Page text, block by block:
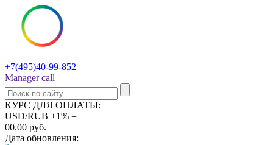
+7(495)40-99-852
Manager call
КУРС ДЛЯ ОПЛАТЫ:
USD/RUB +1% =
00.00 руб.
Дата обновления: